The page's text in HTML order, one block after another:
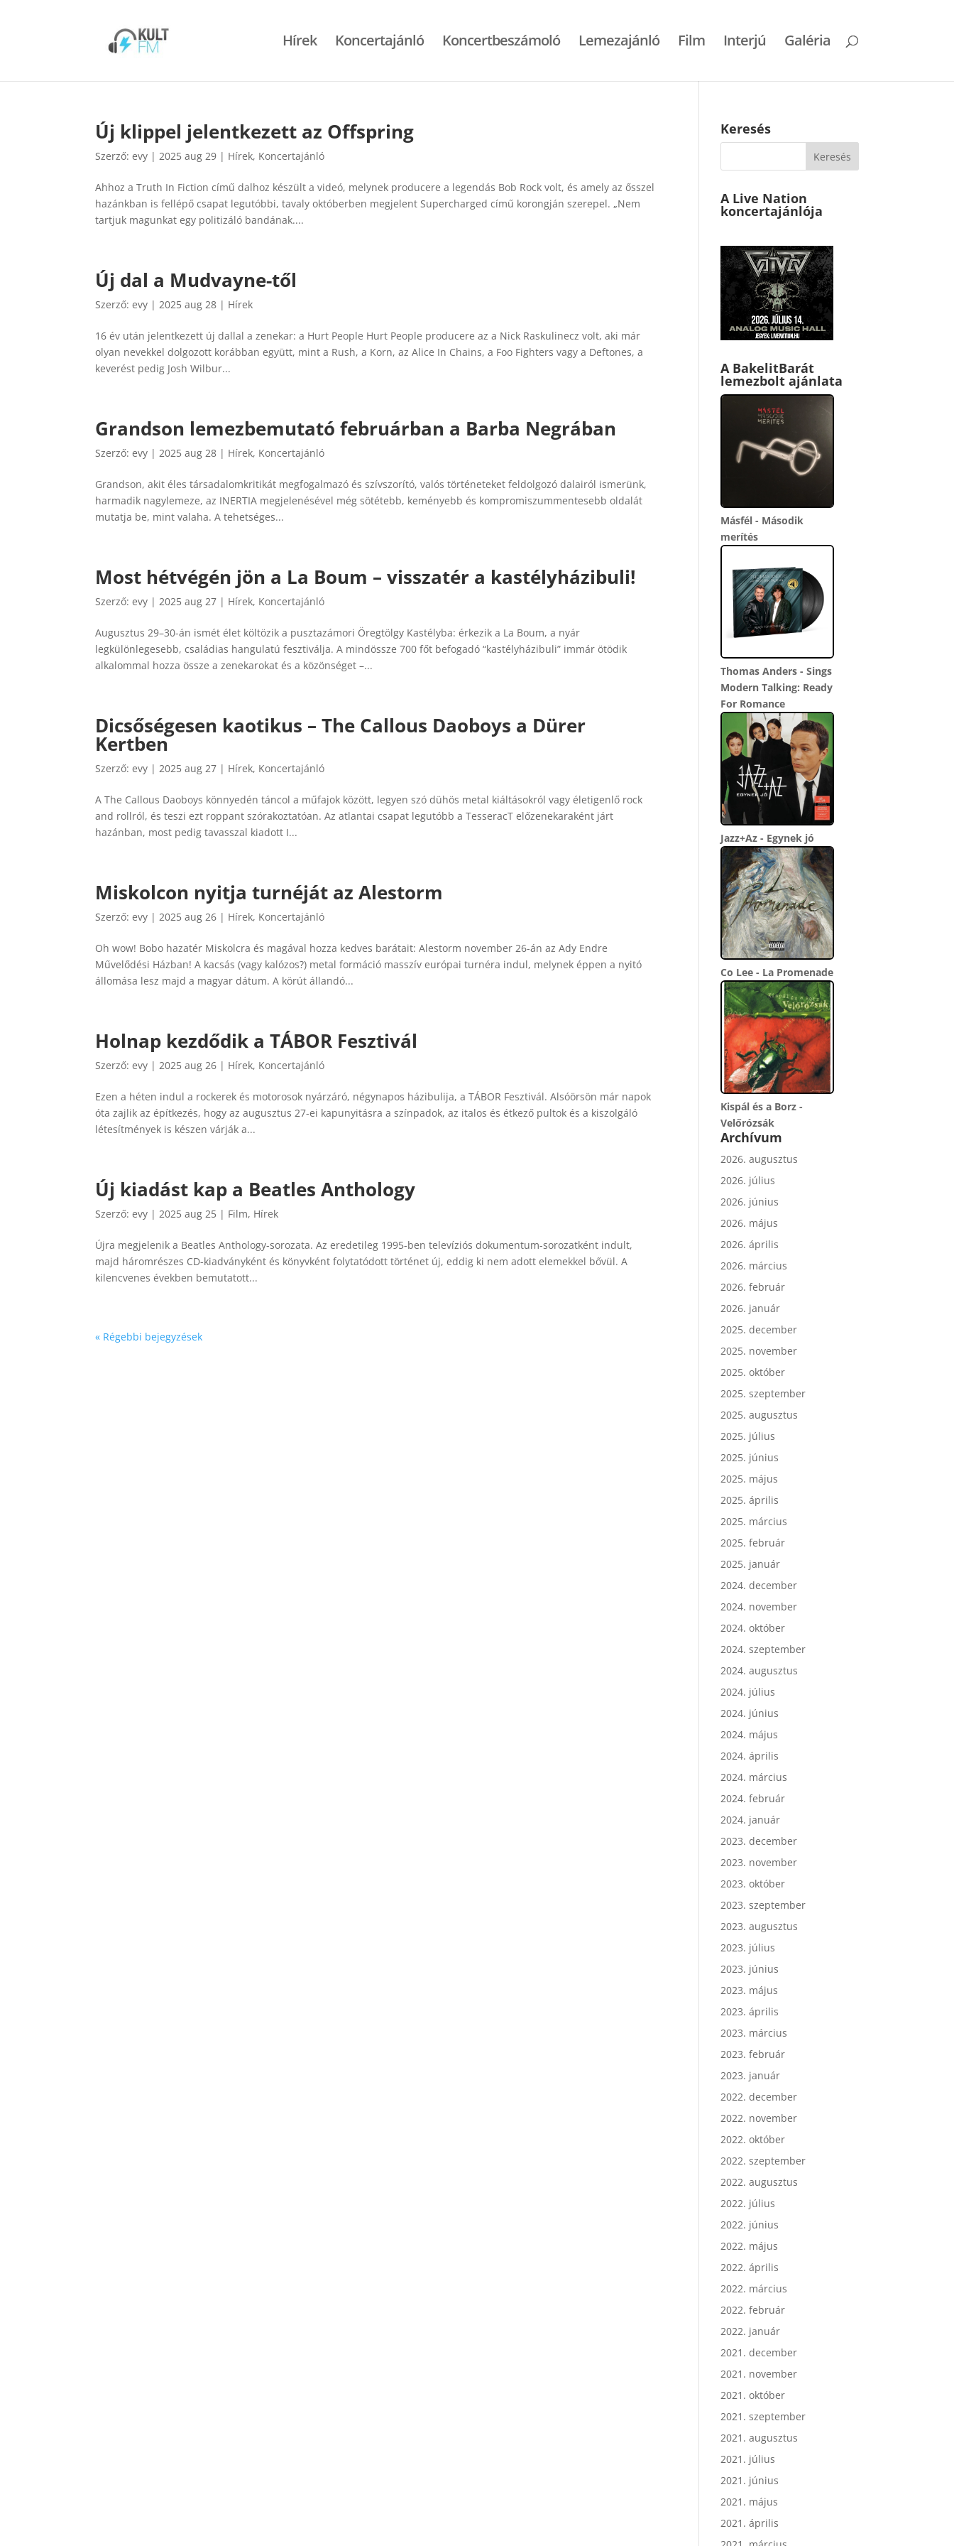
Hírek Koncertajánló Koncertbeszámoló Lemezajánló Film Interjú Galéria
Új klippel jelentkezett az Offspring
Szerző:evy |2025 aug 29 | Hírek, Koncertajánló
Ahhoz a Truth In Fiction című dalhoz készült a videó, melynek producere a legendás Bob Rock volt, és amely az ősszel
hazánkban is fellépő csapat legutóbbi, tavaly októberben megjelent Supercharged című korongján szerepel. „Nem
tartjuk magunkat egy politizáló bandának....
Új dal a Mudvayne-től
Szerző:evy |2025 aug 28 | Hírek
16 év után jelentkezett új dallal a zenekar: a Hurt People Hurt People producere az a Nick Raskulinecz volt, aki már
olyan nevekkel dolgozott korábban együtt, mint a Rush, a Korn, az Alice In Chains, a Foo Fighters vagy a Deftones, a
keverést pedig Josh Wilbur...
Grandson lemezbemutató februárban a Barba Negrában
Szerző:evy |2025 aug 28 | Hírek, Koncertajánló
Grandson, akit éles társadalomkritikát megfogalmazó és szívszorító, valós történeteket feldolgozó dalairól ismerünk,
harmadik nagylemeze, az INERTIA megjelenésével még sötétebb, keményebb és kompromiszummentesebb oldalát
mutatja be, mint valaha. A tehetséges...
Most hétvégén jön a La Boum – visszatér a kastélyházibuli!
Szerző:evy |2025 aug 27 | Hírek, Koncertajánló
Augusztus 29–30-án ismét élet költözik a pusztazámori Öregtölgy Kastélyba: érkezik a La Boum, a nyár
legkülönlegesebb, családias hangulatú fesztiválja. A mindössze 700 főt befogadó “kastélyházibuli” immár ötödik
alkalommal hozza össze a zenekarokat és a közönséget –...
Dicsőségesen kaotikus – The Callous Daoboys a Dürer
Kertben
Szerző:evy |2025 aug 27 | Hírek, Koncertajánló
A The Callous Daoboys könnyedén táncol a műfajok között, legyen szó dühös metal kiáltásokról vagy életigenlő rock
and rollról, és teszi ezt roppant szórakoztatóan. Az atlantai csapat legutóbb a TesseracT előzenekaraként járt
hazánban, most pedig tavasszal kiadott I...
Miskolcon nyitja turnéját az Alestorm
Szerző:evy |2025 aug 26 | Hírek, Koncertajánló
Oh wow! Bobo hazatér Miskolcra és magával hozza kedves barátait: Alestorm november 26-án az Ady Endre
Művelődési Házban! A kacsás (vagy kalózos?) metal formáció masszív európai turnéra indul, melynek éppen a nyitó
állomása lesz majd a magyar dátum. A körút állandó...
Holnap kezdődik a TÁBOR Fesztivál
Szerző:evy |2025 aug 26 | Hírek, Koncertajánló
Ezen a héten indul a rockerek és motorosok nyárzáró, négynapos házibulija, a TÁBOR Fesztivál. Alsóörsön már napok
óta zajlik az építkezés, hogy az augusztus 27-ei kapunyitásra a színpadok, az italos és étkező pultok és a kiszolgáló
létesítmények is készen várják a...
Új kiadást kap a Beatles Anthology
Szerző:evy |2025 aug 25 | Film, Hírek
Újra megjelenik a Beatles Anthology-sorozata. Az eredetileg 1995-ben televíziós dokumentum-sorozatként indult,
majd háromrészes CD-kiadványként és könyvként folytatódott történet új, eddig ki nem adott elemekkel bővül. A
kilencvenes években bemutatott...
« Régebbi bejegyzések
Keresés
A Live Nation
koncertajánlója
A BakelitBarát
lemezbolt ajánlata
Másfél - Második
merítés
Thomas Anders - Sings
Modern Talking: Ready
For Romance
Jazz+Az - Egynek jó
Co Lee - La Promenade
Kispál és a Borz -
Velőrózsák
Archívum
2026. augusztus
2026. július
2026. június
2026. május
2026. április
2026. március
2026. február
2026. január
2025. december
2025. november
2025. október
2025. szeptember
2025. augusztus
2025. július
2025. június
2025. május
2025. április
2025. március
2025. február
2025. január
2024. december
2024. november
2024. október
2024. szeptember
2024. augusztus
2024. július
2024. június
2024. május
2024. április
2024. március
2024. február
2024. január
2023. december
2023. november
2023. október
2023. szeptember
2023. augusztus
2023. július
2023. június
2023. május
2023. április
2023. március
2023. február
2023. január
2022. december
2022. november
2022. október
2022. szeptember
2022. augusztus
2022. július
2022. június
2022. május
2022. április
2022. március
2022. február
2022. január
2021. december
2021. november
2021. október
2021. szeptember
2021. augusztus
2021. július
2021. június
2021. május
2021. április